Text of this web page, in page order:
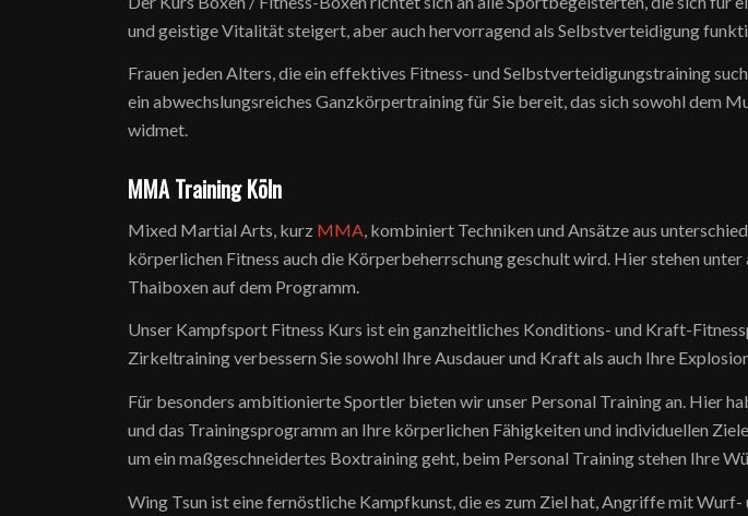
und geistige Vitalität steigert, aber auch hervorragend als Selbstverteidigung
Frauen jeden Alters, die ein effektives Fitness- und Selbstverteidigungstraining
ein abwechslungsreiches Ganzkörpertraining für Sie bereit, das sich sowohl dem
widmet.
MMA Training Köln
Mixed Martial Arts, kurz MMA, kombiniert Techniken und Ansätze aus
körperlichen Fitness auch die Körperbeherrschung geschult wird. Hier stehen
Thaiboxen auf dem Programm.
Unser Kampfsport Fitness Kurs ist ein ganzheitliches Konditions- und Kraft-
Zirkeltraining verbessern Sie sowohl Ihre Ausdauer und Kraft als auch Ihre
Für besonders ambitionierte Sportler bieten wir unser Personal Training an. Hier
und das Trainingsprogramm an Ihre körperlichen Fähigkeiten und individuellen
um ein maßgeschneidertes Boxtraining geht, beim Personal Training stehen Ihre
Wing Tsun ist eine fernöstliche Kampfkunst, die es zum Ziel hat, Angriffe mit